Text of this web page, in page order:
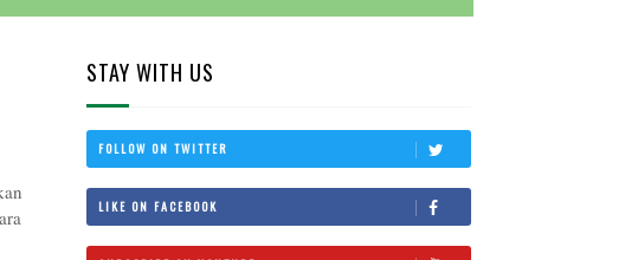
STAY WITH US
FOLLOW ON TWITTER
LIKE ON FACEBOOK